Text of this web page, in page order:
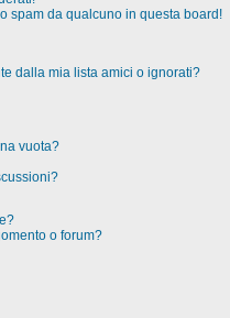
spam da qualcuno in questa board!
dalla mia lista amici o ignorati?
vuota?
o forum?